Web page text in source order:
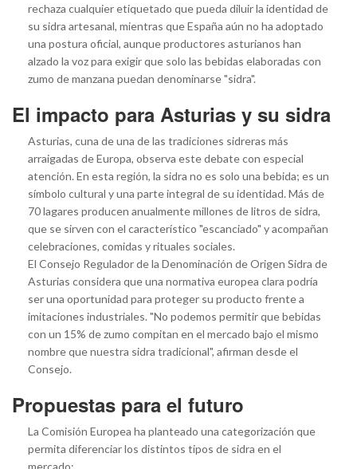
rechaza cualquier etiquetado que pueda diluir la identidad de
su sidra artesanal, mientras que España aún no ha adoptado
una postura oficial, aunque productores asturianos han
alzado la voz para exigir que solo las bebidas elaboradas con
zumo de manzana puedan denominarse "sidra".
El impacto para Asturias y su sidra
Asturias, cuna de una de las tradiciones sidreras más
arraigadas de Europa, observa este debate con especial
atención. En esta región, la sidra no es solo una bebida; es un
símbolo cultural y una parte integral de su identidad. Más de
70 lagares producen anualmente millones de litros de sidra,
que se sirven con el característico "escanciado" y acompañan
celebraciones, comidas y rituales sociales.
El Consejo Regulador de la Denominación de Origen Sidra de
Asturias considera que una normativa europea clara podría
ser una oportunidad para proteger su producto frente a
imitaciones industriales. "No podemos permitir que bebidas
con un 15% de zumo compitan en el mercado bajo el mismo
nombre que nuestra sidra tradicional", afirman desde el
Consejo.
Propuestas para el futuro
La Comisión Europea ha planteado una categorización que
permita diferenciar los distintos tipos de sidra en el
mercado: